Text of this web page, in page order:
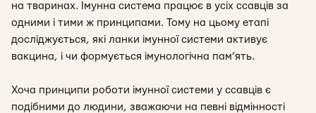
на тваринах. Імунна система працює в усіх ссавців за
одними і тими ж принципами. Тому на цьому етапі
досліджується, які ланки імунної системи активує
вакцина, і чи формується імунологічна пам’ять.
Хоча принципи роботи імунної системи у ссавців є
подібними до людини, зважаючи на певні відмінності